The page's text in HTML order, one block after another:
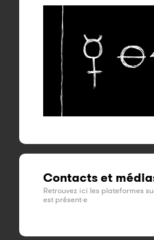
Contacts et
Retrouvez ici les plateformes
est présent·e